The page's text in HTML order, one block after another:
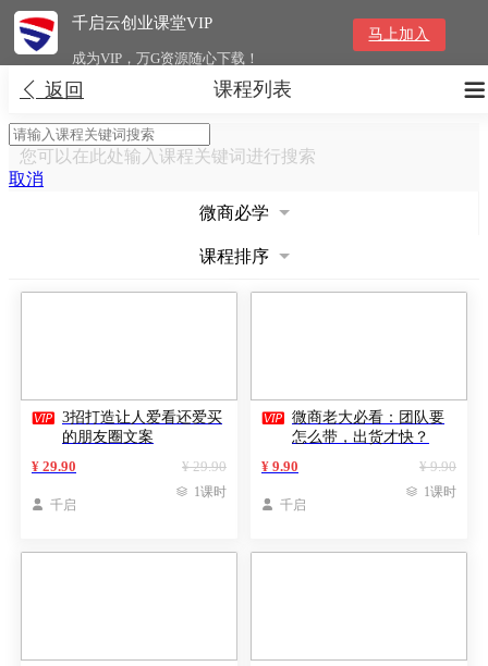
千启云创业课堂VIP
成为VIP，万G资源随心下载！
马上加入
 返回 
课程列表
您可以在此处输入课程关键词进行搜索
取消
微商必学
课程排序
 3招打造让人爱看还爱买
的朋友圈文案
¥ 29.90
¥ 29.90
 千启
 1课时
 微商老大必看：团队要
怎么带，出货才快？
¥ 9.90
¥ 9.90
 千启
 1课时